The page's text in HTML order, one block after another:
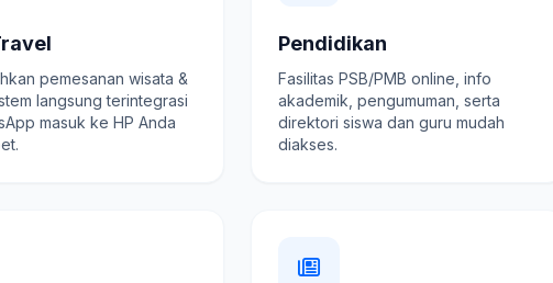
pemesanan wisata &
langsung terintegrasi
masuk ke HP Anda
Pendidikan
Fasilitas PSB/PMB online, info
akademik, pengumuman, serta
direktori siswa dan guru mudah
diakses.